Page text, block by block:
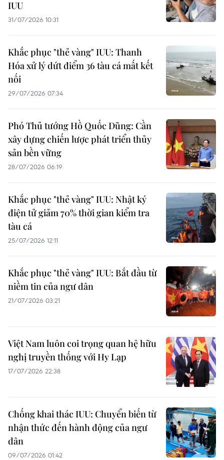
IUU
31/07/2026 10:31
Khắc phục "thẻ vàng" IUU: Thanh
Hóa xử lý dứt điểm 36 tàu cá mất kết
nối
29/07/2026 07:34
Phó Thủ tướng Hồ Quốc Dũng: Cần
xây dựng chiến lược phát triển thủy
sản bền vững
28/07/2026 06:19
Khắc phục "thẻ vàng" IUU: Nhật ký
điện tử giảm 70% thời gian kiểm tra
tàu cá
25/07/2026 12:11
Khắc phục "thẻ vàng" IUU: Bắt đầu từ
niềm tin của ngư dân
21/07/2026 03:21
Việt Nam luôn coi trọng quan hệ hữu
nghị truyền thống với Hy Lạp
17/07/2026 22:38
Chống khai thác IUU: Chuyển biến từ
nhận thức đến hành động của ngư
dân
09/07/2026 01:42